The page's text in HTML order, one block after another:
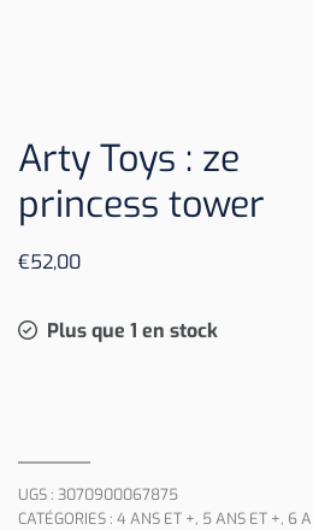
Arty Toys : ze
princess tower
€52,00
Plus que 1 en stock
UGS : 3070900067875
CATÉGORIES : 4 ANS ET +, 5 ANS ET +, 6